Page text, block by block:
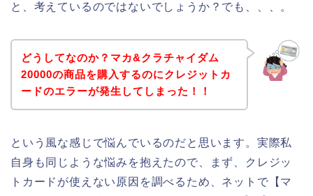
と、考えているのではないでしょうか？でも、、、。
どうしてなのか？マカ&クラチャイダム
20000の商品を購入するのにクレジットカ
ードのエラーが発生してしまった！！
という風な感じで悩んでいるのだと思います。実際私
自身も同じような悩みを抱えたので、まず、クレジッ
トカードが使えない原因を調べるため、ネットで【マ